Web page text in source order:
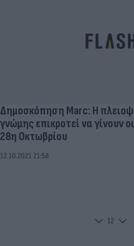
Δημοσκόπηση Marc: Η
γνώμης επικροτεί να γίνουν
28η Οκτωβρίου
12.10.2021 21:58
12